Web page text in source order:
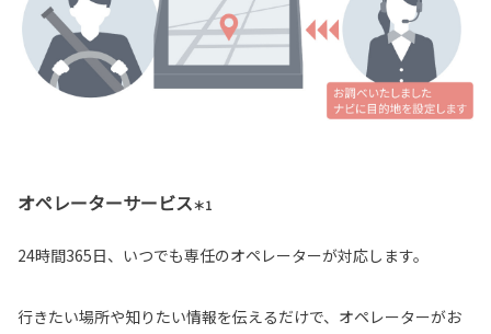
オペレーターサービス＊1
24時間365日、いつでも専任のオペレーターが対応します。
行きたい場所や知りたい情報を伝えるだけで、オペレーターがお